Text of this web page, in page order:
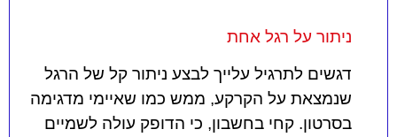
ניתור על רגל אחת
דגשים לתרגיל עלייך לבצע ניתור קל של הרגל
שנמצאת על הקרקע, ממש כמו שאיימי מדגימה
בסרטון. קחי בחשבון, כי הדופק עולה לשמיים